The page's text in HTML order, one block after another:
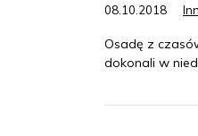
08.10.2018
Osadę z
dokonali w